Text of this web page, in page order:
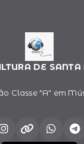
DE
Classe "A" em